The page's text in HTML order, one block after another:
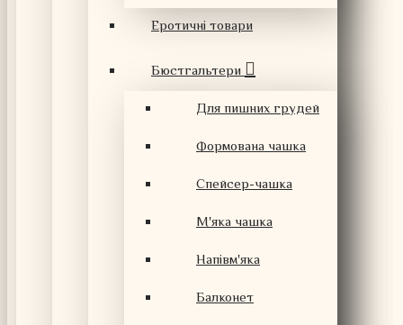
Еротичні товари
Бюстгальтери
Для пишних грудей
Формована чашка
Спейсер-чашка
М'яка чашка
Напівм'яка
Балконет